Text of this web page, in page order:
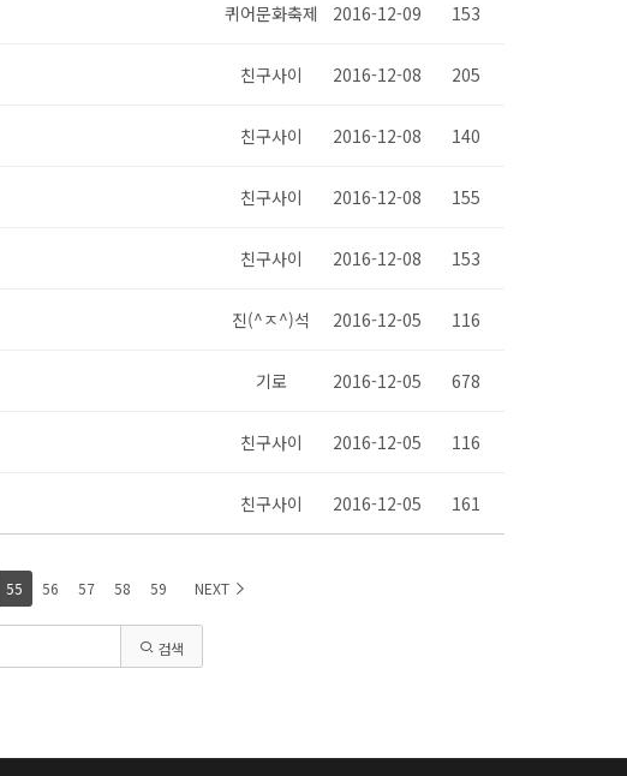
퀴어문화축제 2016-12-09 153
친구사이 2016-12-08 205
친구사이 2016-12-08 140
친구사이 2016-12-08 155
친구사이 2016-12-08 153
진(^ㅈ^)석 2016-12-05 116
기로 2016-12-05 678
친구사이 2016-12-05 116
친구사이 2016-12-05 161
55 56 57 58 59 NEXT
검색